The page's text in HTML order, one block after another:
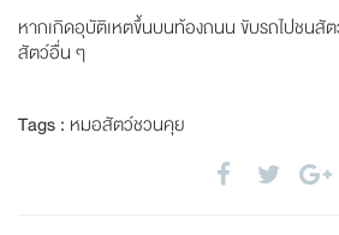
หากเกิดอุบัติเหตขึ้นบนท้องถนน ขับรถไปชนสั
สัตว์อื่น ๆ
Tags : หมอสัตว์ชวนคุย